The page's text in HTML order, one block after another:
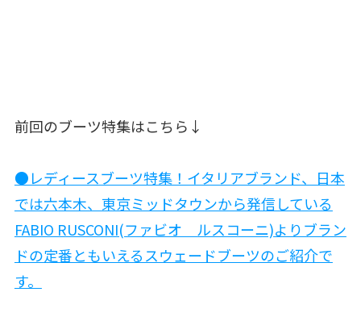
前回のブーツ特集はこちら↓
●レディースブーツ特集！イタリアブランド、日本
では六本木、東京ミッドタウンから発信している
FABIO RUSCONI(ファビオ ルスコーニ)よりブラン
ドの定番ともいえるスウェードブーツのご紹介で
す。